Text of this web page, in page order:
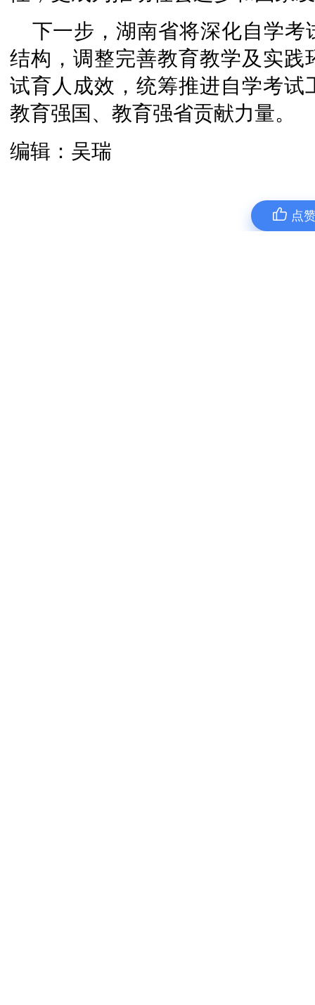
下一步，湖南省将深化自学
结构，调整完善教育教学及实
试育人成效，统筹推进自学考
教育强国、教育强省贡献力量。
编辑：吴瑞
点